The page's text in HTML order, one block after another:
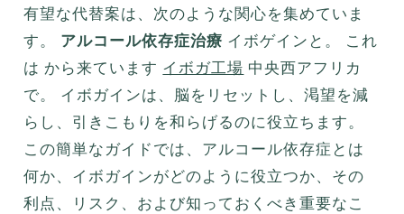
有望な代替案は、次のような関心を集めていま
す。 アルコール依存症治療 イボゲインと。 これ
は から来ています イボガ工場 中央西アフリカ
で。 イボガインは、脳をリセットし、渇望を減
らし、引きこもりを和らげるのに役立ちます。
この簡単なガイドでは、アルコール依存症とは
何か、イボガインがどのように役立つか、その
利点、リスク、および知っておくべき重要なこ